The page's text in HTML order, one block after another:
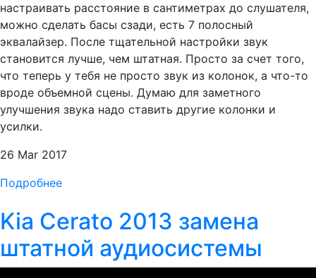
настраивать расстояние в сантиметрах до слушателя,
можно сделать басы сзади, есть 7 полосный
эквалайзер. После тщательной настройки звук
становится лучше, чем штатная. Просто за счет того,
что теперь у тебя не просто звук из колонок, а что-то
вроде объемной сцены. Думаю для заметного
улучшения звука надо ставить другие колонки и
усилки.
26 Mar 2017
Подробнее
Kia Cerato 2013 замена
штатной аудиосистемы